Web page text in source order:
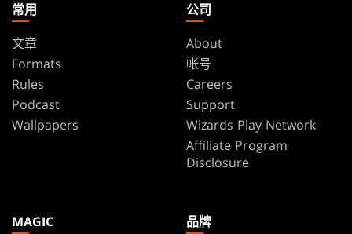
常用
文章
Formats
Rules
Podcast
Wallpapers
公司
About
帐号
Careers
Support
Wizards Play Network
Affiliate Program
Disclosure
MAGIC
品牌